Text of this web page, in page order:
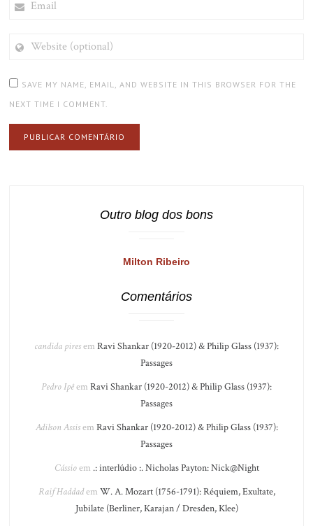
(OPTIONAL)
SAVE MY NAME, EMAIL, AND WEBSITE IN THIS BROWSER FOR THE
NEXT TIME I COMMENT.
Outro blog dos bons
Milton Ribeiro
Comentários
candida piresem Ravi Shankar (1920-2012) & Philip Glass (1937):
Passages
Pedro Ipêem Ravi Shankar (1920-2012) & Philip Glass (1937):
Passages
Adilson Assisem Ravi Shankar (1920-2012) & Philip Glass (1937):
Passages
Cássioem .: interlúdio :. Nicholas Payton: Nick@Night
Raif Haddadem W. A. Mozart (1756-1791): Réquiem, Exultate,
Jubilate (Berliner, Karajan / Dresden, Klee)